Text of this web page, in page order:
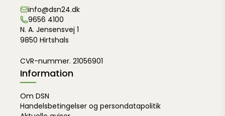
info@dsn24.dk
9656 4100
N. A. Jensensvej 1
9850 Hirtshals
CVR-nummer. 21056901
Information
Om DSN
Handelsbetingelser og persondatapolitik